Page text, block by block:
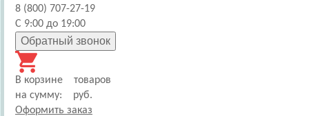
8 (800) 707-27-19
С 9:00 до 19:00
Обратный звонок
В корзине
товаров
на сумму:
руб.
Оформить заказ